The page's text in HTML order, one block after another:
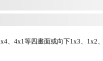
、4x1等四畫面或向下1x3、1x2